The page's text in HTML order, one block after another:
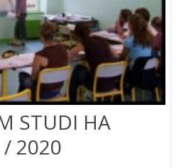
STUDI HA
2020